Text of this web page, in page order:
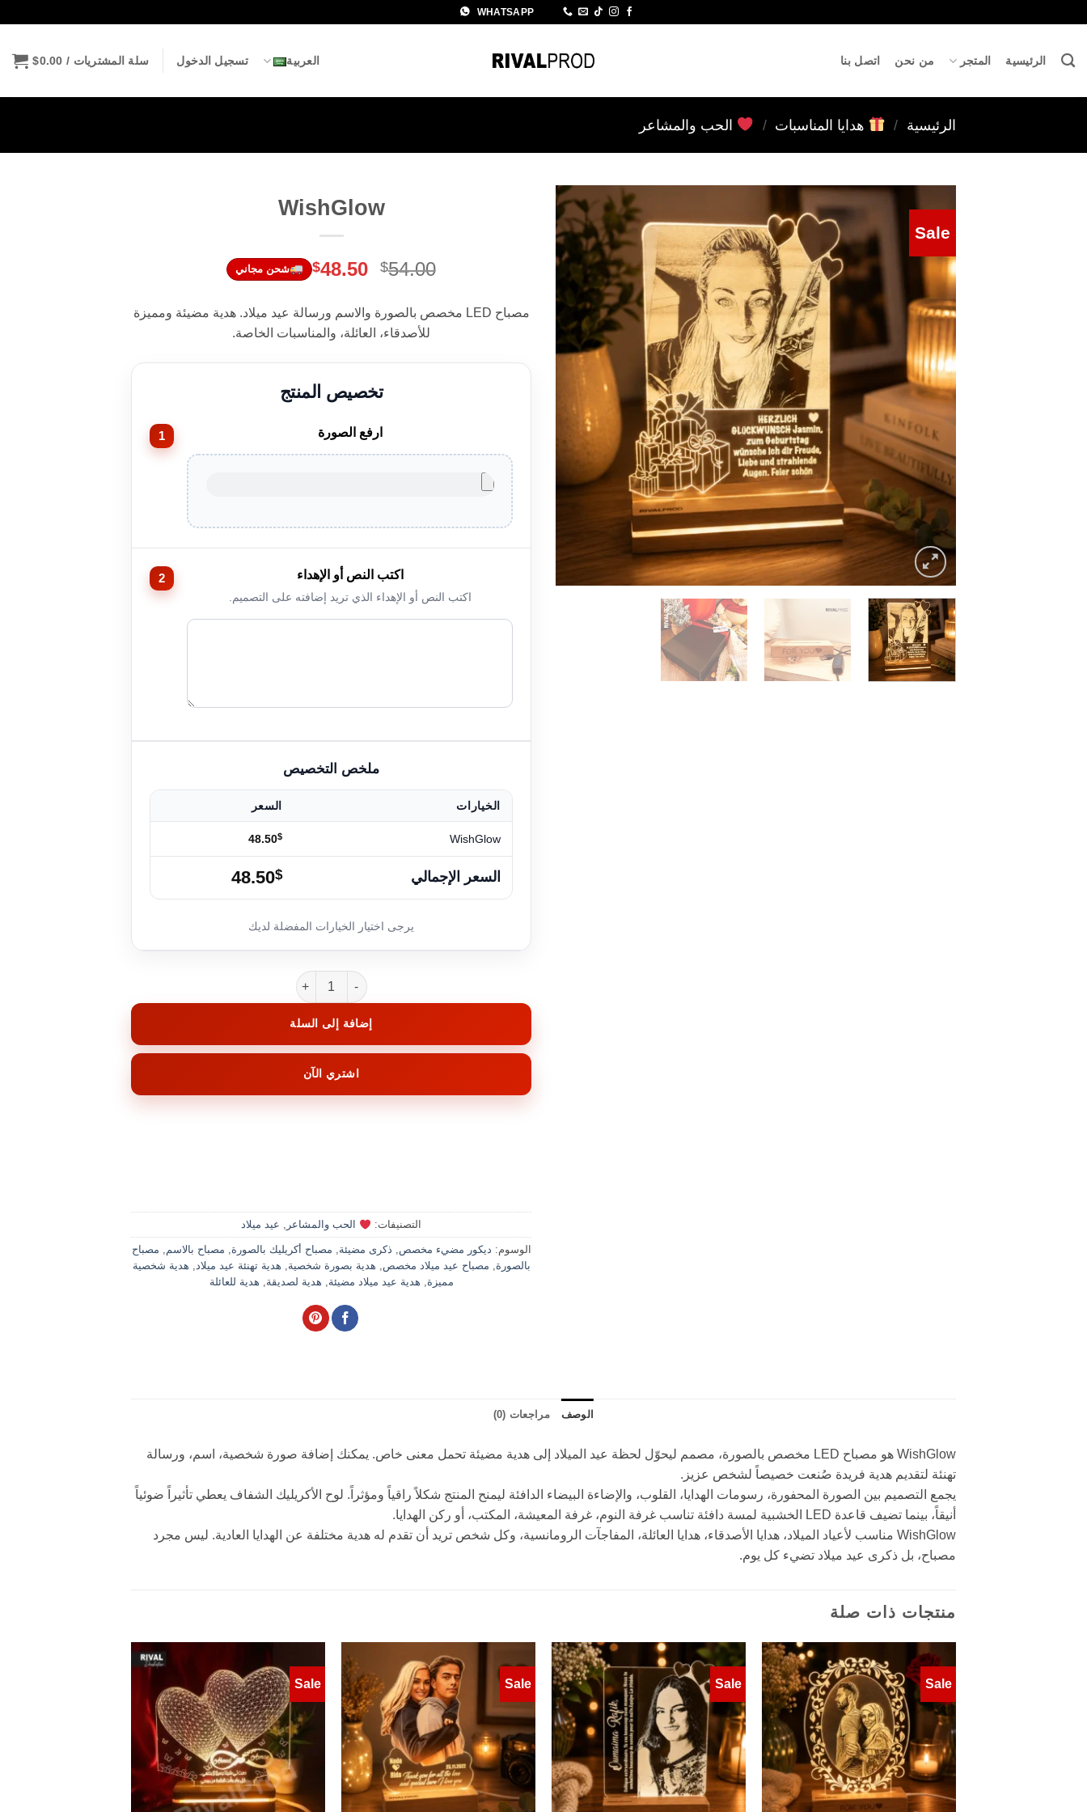
WHATSAPP
الرئيسية المتجر من نحن اتصل بنا العربية تسجيل الدخول سلة المشتريات / $0.00
الرئيسية / هدايا المناسبات / الحب والمشاعر
Sale
Add to
wishlist
WishGlow
$54.00
السعر
هو:
$54.00.
$48.50 السعر
الحالي
هو:
$48.50.
شحن مجاني
مصباح LED مخصص بالصورة والاسم ورسالة عيد ميلاد. هدية مضيئة ومميزة
للأصدقاء، العائلة، والمناسبات الخاصة.
ارفع الصورة
اكتب النص أو الإهداء
اكتب النص أو الإهداء الذي تريد إضافته على التصميم.
الخيارات السعر
WishGlow
$
48.50
السعر الإجمالي $
48.50
كمية WishGlow
إضافة إلى السلة
اشتري الآن
التصنيفات: الحب والمشاعر , عيد ميلاد
الوسوم: ديكور مضيء مخصص, ذكرى مضيئة, مصباح أكريليك بالصورة, مصباح بالاسم, مصباح
بالصورة, مصباح عيد ميلاد مخصص, هدية بصورة شخصية, هدية تهنئة عيد ميلاد, هدية شخصية
مميزة, هدية عيد ميلاد مضيئة, هدية لصديقة, هدية للعائلة
الوصف مراجعات (0)
WishGlow هو مصباح LED مخصص بالصورة، مصمم ليحوّل لحظة عيد الميلاد إلى هدية مضيئة تحمل معنى خاص. يمكنك إضافة صورة شخصية، اسم، ورسالة
تهنئة لتقديم هدية فريدة صُنعت خصيصاً لشخص عزيز.
يجمع التصميم بين الصورة المحفورة، رسومات الهدايا، القلوب، والإضاءة البيضاء الدافئة ليمنح المنتج شكلاً راقياً ومؤثراً. لوح الأكريليك الشفاف يعطي تأثيراً ضوئياً
أنيقاً، بينما تضيف قاعدة LED الخشبية لمسة دافئة تناسب غرفة النوم، غرفة المعيشة، المكتب، أو ركن الهدايا.
WishGlow مناسب لأعياد الميلاد، هدايا الأصدقاء، هدايا العائلة، المفاجآت الرومانسية، وكل شخص تريد أن تقدم له هدية مختلفة عن الهدايا العادية. ليس مجرد
مصباح، بل ذكرى عيد ميلاد تضيء كل يوم.
منتجات ذات صلة
Sale
Add to
wishlist
Sale
Add to
wishlist
Sale
Add to
wishlist
Sale
wishlist